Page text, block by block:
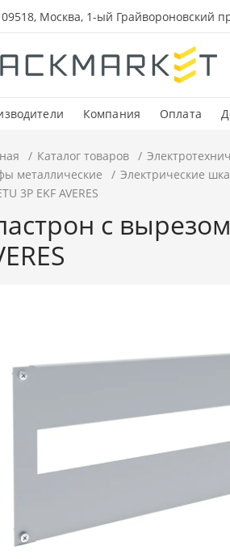
Москва, 1-ый Грайвороновский
Компания Оплата
СКС
Каталог товаров
металлические
Электрические
3P EKF AVERES
с